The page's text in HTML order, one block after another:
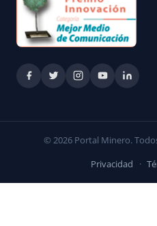
© 2026 Portal Minero.
Privacidad ·